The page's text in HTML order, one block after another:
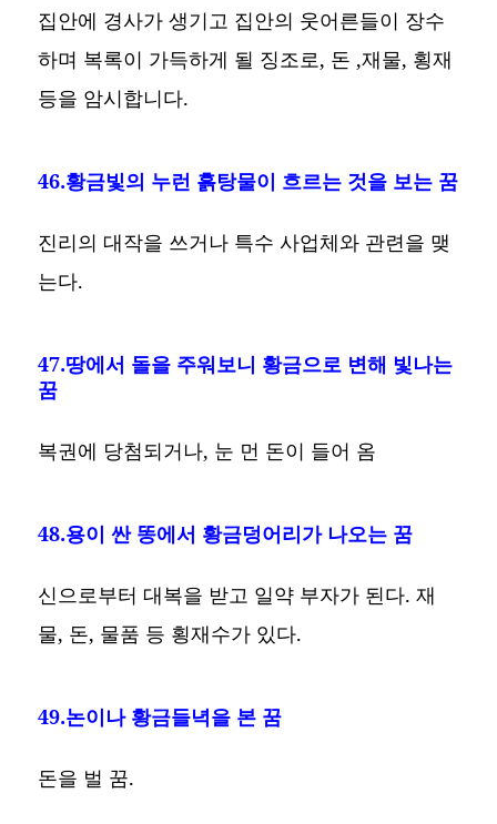
집안에 경사가 생기고 집안의 웃어른들이 장수
하며 복록이 가득하게 될 징조로, 돈 ,재물, 횡재
등을 암시합니다.
46.황금빛의 누런 흙탕물이 흐르는 것을 보는 꿈
진리의 대작을 쓰거나 특수 사업체와 관련을 맺
는다.
47.땅에서 돌을 주워보니 황금으로 변해 빛나는
꿈
복권에 당첨되거나, 눈 먼 돈이 들어 옴
48.용이 싼 똥에서 황금덩어리가 나오는 꿈
신으로부터 대복을 받고 일약 부자가 된다. 재
물, 돈, 물품 등 횡재수가 있다.
49.논이나 황금들녁을 본 꿈
돈을 벌 꿈.